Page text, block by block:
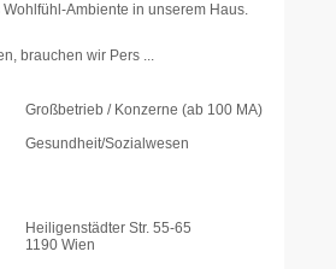
Ambiente in unserem Haus.
brauchen wir Pers ...
Großbetrieb / Konzerne (ab 100 MA)
Gesundheit/Sozialwesen
Heiligenstädter Str. 55-65
1190 Wien